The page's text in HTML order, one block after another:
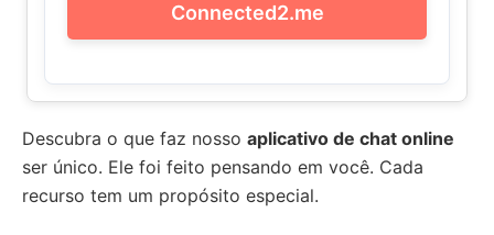
Connected2.me
Descubra o que faz nosso aplicativo de chat online
ser único. Ele foi feito pensando em você. Cada
recurso tem um propósito especial.